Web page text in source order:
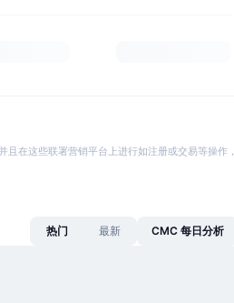
在这些联署营销平台上进行如注册或交易等操作，
热门 最新 CMC 每日分析